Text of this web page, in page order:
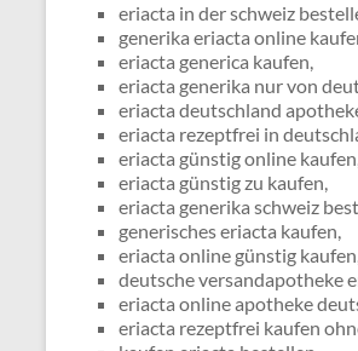
eriacta in der schweiz
generika eriacta online
eriacta generica kaufen,
eriacta generika nur von
eriacta deutschland
eriacta rezeptfrei in
eriacta günstig online
eriacta günstig zu kaufen,
eriacta generika schweiz
generisches eriacta kaufen,
eriacta online günstig
deutsche versandapotheke
eriacta online apotheke
eriacta rezeptfrei kaufen